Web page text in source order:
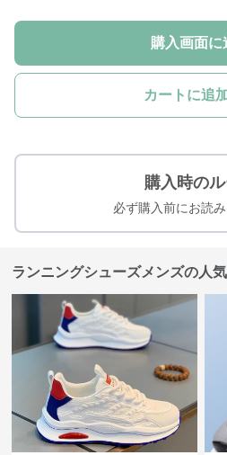
購入画面に
カートに追
購入時の
必ず購入前にお読み
ランニングシューズメンズの人